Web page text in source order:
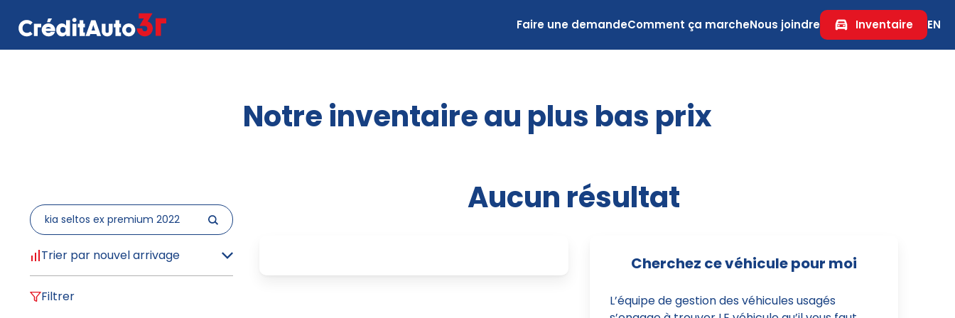
Faire une demandeComment ça marcheNous joindre Inventaire EN
Notre inventaire au plus bas prix
Trier par nouvel arrivage
Filtrer
Aucun résultat
Cherchez ce véhicule pour moi
L’équipe de gestion des véhicules usagés